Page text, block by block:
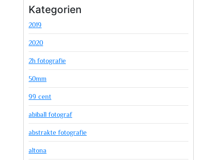
Kategorien
2019
2020
2h fotografie
50mm
99 cent
abiball fotograf
abstrakte fotografie
altona